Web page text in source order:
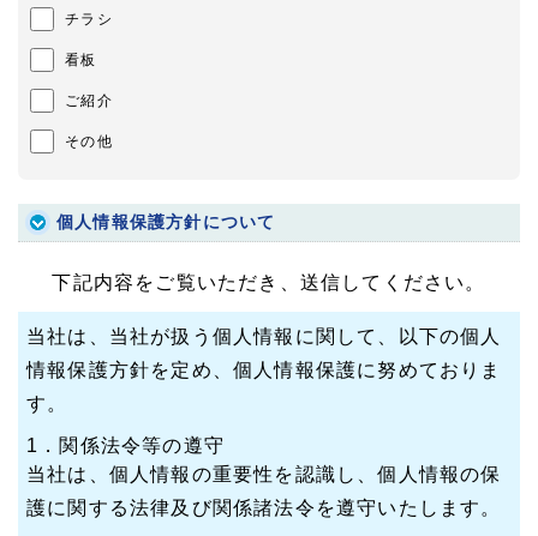
チラシ
看板
ご紹介
その他
個人情報保護方針について
下記内容をご覧いただき、送信してください。
当社は、当社が扱う個人情報に関して、以下の個人
情報保護方針を定め、個人情報保護に努めておりま
す。
1．関係法令等の遵守
当社は、個人情報の重要性を認識し、個人情報の保
護に関する法律及び関係諸法令を遵守いたします。